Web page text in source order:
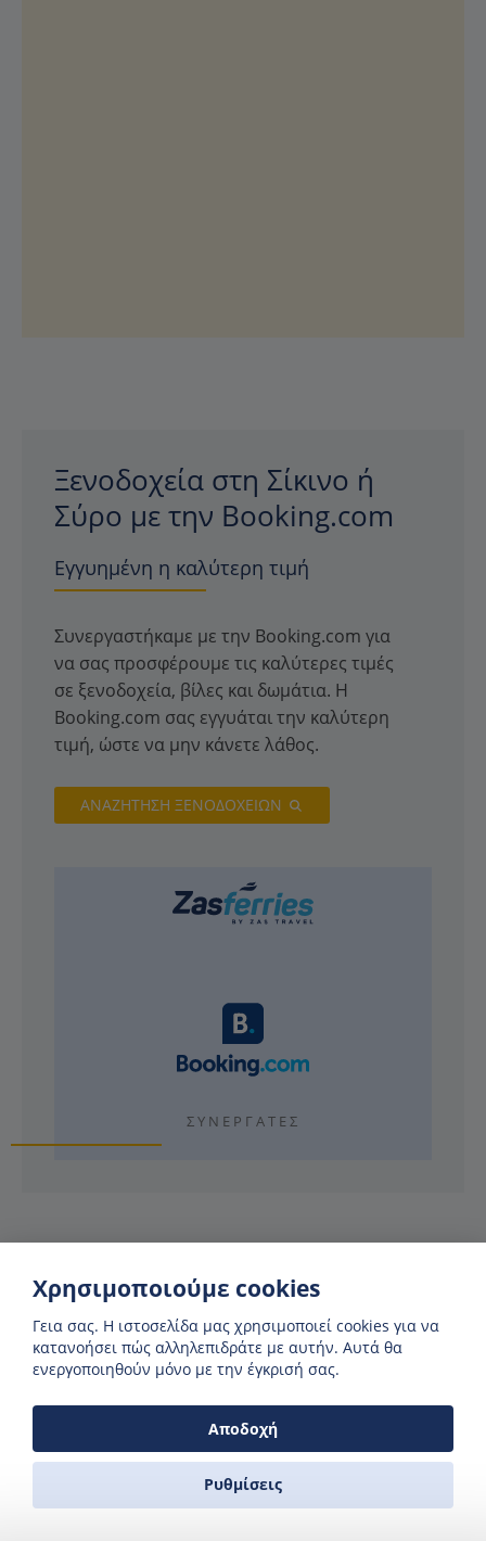
Ξενοδοχεία στη Σίκινο ή
Σύρο με την Booking.com
Εγγυημένη η καλύτερη τιμή
Συνεργαστήκαμε με την Booking.com για
να σας προσφέρουμε τις καλύτερες τιμές
σε ξενοδοχεία, βίλες και δωμάτια. Η
Booking.com σας εγγυάται την καλύτερη
τιμή, ώστε να μην κάνετε λάθος.
ΑΝΑΖΗΤΗΣΗ ΞΕΝΟΔΟΧΕΙΩΝ
ΣΥΝΕΡΓΆΤΕΣ
Γιατί να χρησιμοποιήσετε τη Zas
Ferries;
ΔΕΙΤΕ ΑΝ ΥΠΑΡΧΟΥΝ ΔΙΑΘΕΣΗΜΑ ΔΡΟΜΟΛΟΓΙΑ
Στο ημερολόγιο μας μπορείτε να δείτε αν υπάρχει το
συγκεκριμένο δρομολόγιο πριν κάνετε αναζήτηση
Χρησιμοποιούμε cookies
Γεια σας. H ιστοσελίδα μας χρησιμοποιεί cookies για να
κατανοήσει πώς αλληλεπιδράτε με αυτήν. Αυτά θα
ενεργοποιηθούν μόνο με την έγκρισή σας.
Αποδοχή
Ρυθμίσεις